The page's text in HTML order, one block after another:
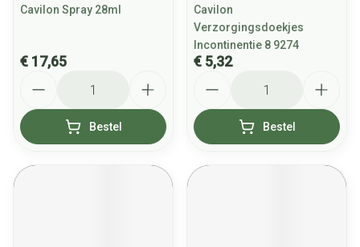
Cavilon Spray 28ml
€ 17,65
Bestel
Cavilon
Verzorgingsdoekjes
Incontinentie 8 9274
€ 5,32
Bestel